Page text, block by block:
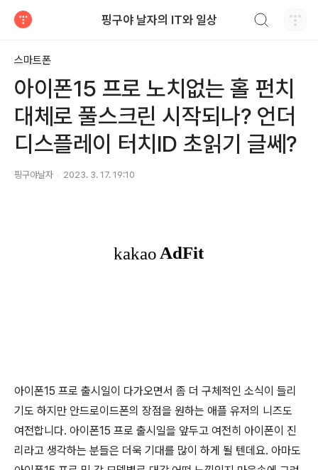
핑구야 날자의 IT와 일상
스마트폰
아이폰15 프로 노치없는 홀 펀치
대체로 풀스크린 시작되나? 언더
디스플레이 터치ID 초읽기 글쎄?
핑구야날자 2023. 3. 17. 19:10
아이폰15 프로 출시일이 다가오면서 좀 더 구체적인 소식이 들리
기도 하지만 안드로이드폰의 장점을 원하는 애플 유저의 니즈도
여전합니다. 아이폰15 프로 출시일을 앞두고 여전히 아이폰이 진
리라고 생각하는 분들은 더욱 기대를 많이 하게 될 텐데요. 아마도